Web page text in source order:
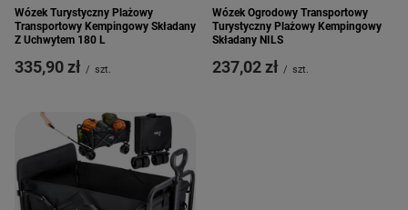
Wózek Turystyczny Plażowy
Transportowy Kempingowy Składany
Z Uchwytem 180 L
335,90 zł / szt.
Wózek Ogrodowy Transportowy
Turystyczny Plażowy Kempingowy
Składany NILS
237,02 zł / szt.